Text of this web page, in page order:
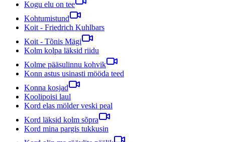
Kogu elu on tee
Kohtumistund
Koit - Friedrich Kuhlbars
Koit - Tõnis Mägi
Kolm kolpa läksid riidu
Kolme pääsulinnu kohvik
Konn astus usinasti mööda teed
Konna kosjad
Koolipoisi laul
Kord elas mölder veski peal
Kord läksid kolm sõpra
Kord mina pargis tukkusin